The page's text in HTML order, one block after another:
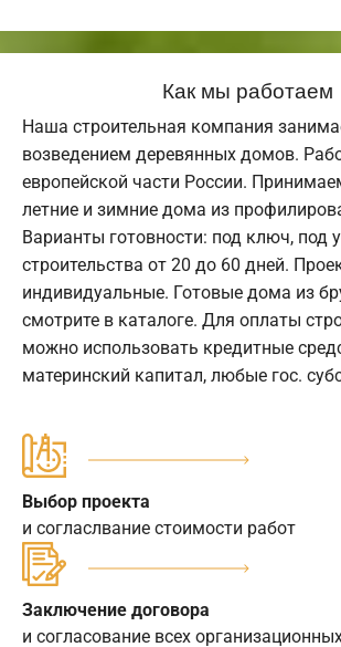
Как мы работаем
Наша строительная компания
возведением деревянных домов.
европейской части России.
летние и зимние дома из
Варианты готовности: под ключ, под
строительства от 20 до 60 дней.
индивидуальные. Готовые дома из
смотрите в каталоге. Для оплаты
можно использовать кредитные
материнский капитал, любые гос.
Выбор проекта
и согласлвание стоимости работ
Заключение договора
и согласование всех